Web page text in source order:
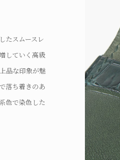
たスムースレ
していく高級
品な印象が魅
落ち着きのあ
色で染色した
な菱目が並ぶ
。素材と対話
を調節するこ
での八の字縫
オリティによ
果を生み出
る革の部位や
を施してい